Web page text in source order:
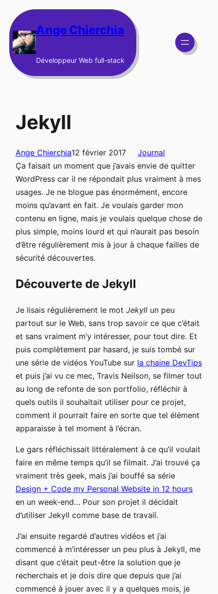
au
contenu Ange Chierchia
Développeur Web full-stack
Jekyll
Ange Chierchia12 février 2017
Journal
Ça faisait un moment que j’avais envie de quitter
WordPress car il ne répondait plus vraiment à mes
usages. Je ne blogue pas énormément, encore
moins qu’avant en fait. Je voulais garder mon
contenu en ligne, mais je voulais quelque chose de
plus simple, moins lourd et qui n’aurait pas besoin
d’être régulièrement mis à jour à chaque failles de
sécurité découvertes.
Découverte de Jekyll
Je lisais régulièrement le mot Jekyll un peu
partout sur le Web, sans trop savoir ce que c’était
et sans vraiment m’y intéresser, pour tout dire. Et
puis complètement par hasard, je suis tombé sur
une série de vidéos YouTube sur la chaine DevTips
et puis j’ai vu ce mec, Travis Neilson, se filmer tout
au long de refonte de son portfolio, réfléchir à
quels outils il souhaitait utiliser pour ce projet,
comment il pourrait faire en sorte que tel élément
apparaisse à tel moment à l’écran.
Le gars réfléchissait littéralement à ce qu’il voulait
faire en même temps qu’il se filmait. J’ai trouvé ça
vraiment très geek, mais j’ai bouffé sa série
Design + Code my Personal Website in 12 hours
en un week-end… Pour son projet il décidait
d’utiliser Jekyll comme base de travail.
J’ai ensuite regardé d’autres vidéos et j’ai
commencé à m’intéresser un peu plus à Jekyll, me
disant que c’était peut-être la solution que je
recherchais et je dois dire que depuis que j’ai
commencé à jouer avec il y a quelques mois, je